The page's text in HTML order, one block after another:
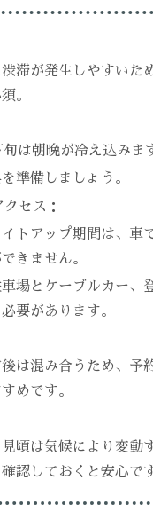
滞が発生しやすいた
。
旬は朝晩が冷え込みま
準備しましょう。
セス：
トアップ期間は、車
きません。
場とケーブルカー、
要があります。
は混み合うため、予
めです。
頃は気候により変動
認しておくと安心で